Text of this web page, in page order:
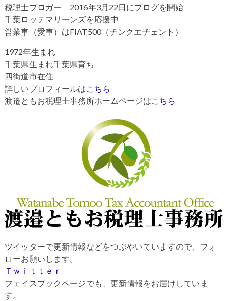
税理士ブロガー 2016年3月22日にブログを開始
千葉ロッテマリーンズを応援中
営業車（愛車）はFIAT500（チンクエチェント）
1972年生まれ
千葉県生まれ千葉県育ち
四街道市在住
詳しいプロフィールはこちら
渡邉ともお税理士事務所ホームページはこちら
ツイッターで更新情報などをつぶやいていますので、フォ
ローお願いします。
Ｔｗｉｔｔｅｒ
フェイスブックページでも、更新情報をお届けしていま
す。